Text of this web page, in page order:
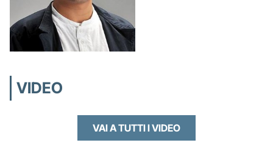
VIDEO
VAI A TUTTI I VIDEO